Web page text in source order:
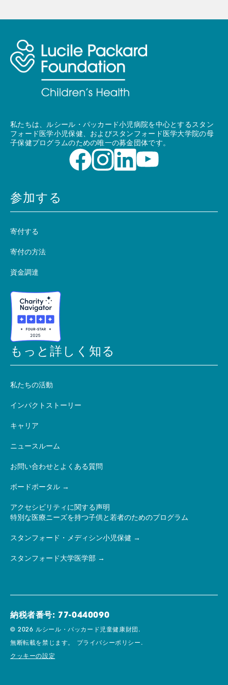
私たちは、ルシール・パッカード小児病院を中心とするスタン
フォード医学小児保健、およびスタンフォード医学大学院の母
子保健プログラムのための唯一の募金団体です。
参加する
寄付する
寄付の方法
資金調達
もっと詳しく知る
私たちの活動
インパクトストーリー
キャリア
ニュースルーム
お問い合わせとよくある質問
ボードポータル
アクセシビリティに関する声明
特別な医療ニーズを持つ子供と若者のためのプログラム
スタンフォード・メディシン小児保健
スタンフォード大学医学部
納税者番号: 77-0440090
© 2026 ルシール・パッカード児童健康財団.
無断転載を禁じます。 プライバシーポリシー.
クッキーの設定